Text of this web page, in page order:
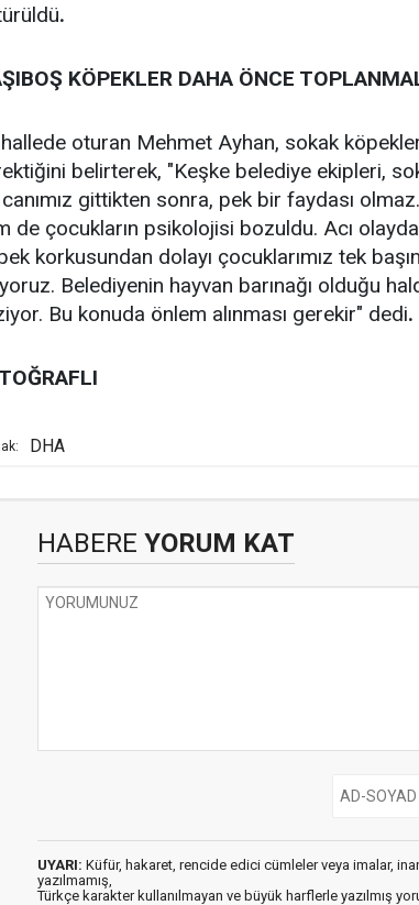
.
KÖPEKLER DAHA ÖNCE
oturan Mehmet Ayhan, sokak
belirterek, "Keşke belediye ekipleri,
gittikten sonra, pek bir faydası
de çocukların psikolojisi bozuldu. Acı
korkusundan dolayı çocuklarımız tek
Belediyenin hayvan barınağı olduğu
Bu konuda önlem alınması gerekir" dedi.
DHA
HABERE YORUM KAT
UYARI: Küfür, hakaret, rencide edici cümleler veya imalar,
yazılmamış,
Türkçe karakter kullanılmayan ve büyük harflerle yazılmış